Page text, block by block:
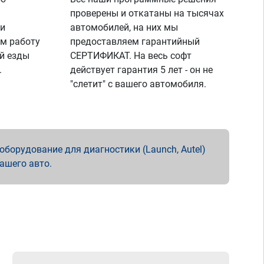
работу
езды
проверены и откатаны на тысячах
автомобилей, на них мы
предоставляем гарантийный
СЕРТИФИКАТ. На весь софт
действует гарантия 5 лет - он не
"слетит" с вашего автомобиля.
для диагностики (Launch, Autel)
авто.